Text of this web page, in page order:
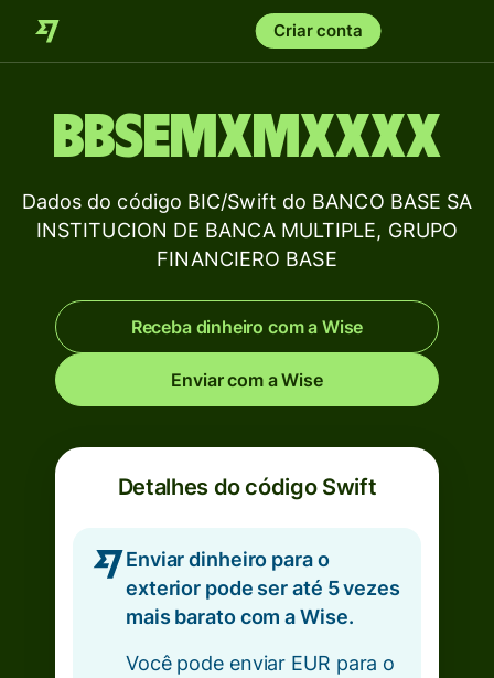
Criar conta
BBSEMXMXXXX
Dados do código BIC/Swift do BANCO BASE SA
INSTITUCION DE BANCA MULTIPLE, GRUPO
FINANCIERO BASE
Receba dinheiro com a Wise
Enviar com a Wise
Detalhes do código Swift
Enviar dinheiro para o
exterior pode ser até 5 vezes
mais barato com a Wise.
Você pode enviar EUR para o